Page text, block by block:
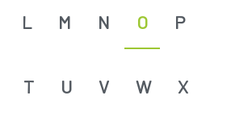
L M N O P
T U V W X